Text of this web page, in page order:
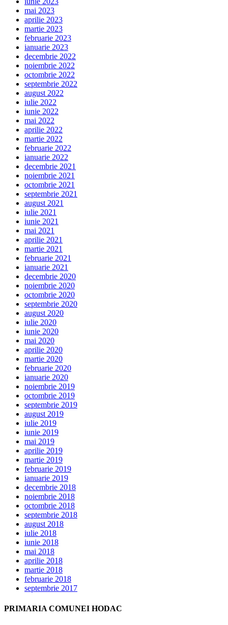
mai 2023
aprilie 2023
martie 2023
februarie 2023
ianuarie 2023
decembrie 2022
noiembrie 2022
octombrie 2022
septembrie 2022
august 2022
iulie 2022
iunie 2022
mai 2022
aprilie 2022
martie 2022
februarie 2022
ianuarie 2022
decembrie 2021
noiembrie 2021
octombrie 2021
septembrie 2021
august 2021
iulie 2021
iunie 2021
mai 2021
aprilie 2021
martie 2021
februarie 2021
ianuarie 2021
decembrie 2020
noiembrie 2020
octombrie 2020
septembrie 2020
august 2020
iulie 2020
iunie 2020
mai 2020
aprilie 2020
martie 2020
februarie 2020
ianuarie 2020
noiembrie 2019
octombrie 2019
septembrie 2019
august 2019
iulie 2019
iunie 2019
mai 2019
aprilie 2019
martie 2019
februarie 2019
ianuarie 2019
decembrie 2018
noiembrie 2018
octombrie 2018
septembrie 2018
august 2018
iulie 2018
iunie 2018
mai 2018
aprilie 2018
martie 2018
februarie 2018
septembrie 2017
PRIMARIA COMUNEI HODAC